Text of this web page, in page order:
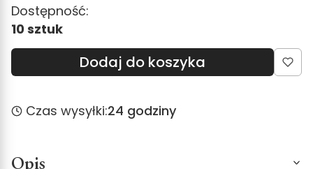
Dostępność:
10 sztuk
Dodaj do koszyka
Czas wysyłki:24 godziny
Opis